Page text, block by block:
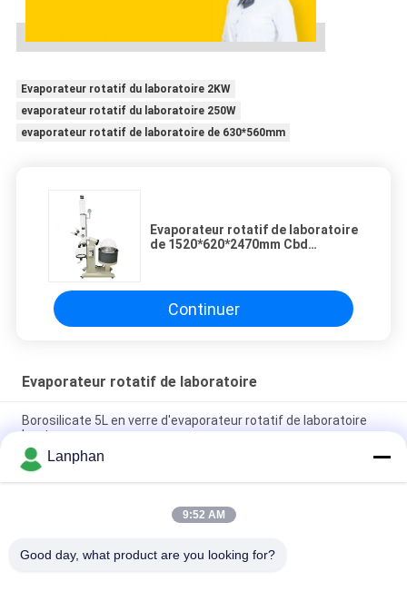
Evaporateur rotatif du laboratoire 2KW
evaporateur rotatif du laboratoire 250W
evaporateur rotatif de laboratoire de 630*560mm
Evaporateur rotatif de laboratoire
de 1520*620*2470mm Cbd
Continuer
Evaporateur rotatif de laboratoire
Borosilicate 5L en verre d'evaporateur rotatif de laboratoire
haut
Crystalliseur Evaporatore CBD Distillar de vide d'evaporateur
rotatif de laboratoire
rotovap 2l mini alcohol distillator glass vertical tube
Lanphan
9:52 AM
Good day, what product are you looking for?